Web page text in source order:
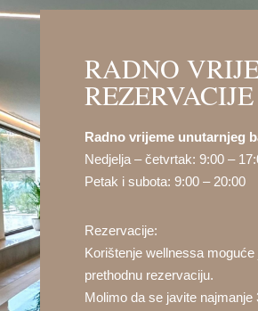
RADNO
REZERVACIJE
Radno vrijeme unutarnjeg
Nedjelja – četvrtak: 9:00 –
Petak i subota: 9:00 – 20:00
Rezervacije:
Korištenje wellnessa moguće
prethodnu rezervaciju.
Molimo da se javite najmanje